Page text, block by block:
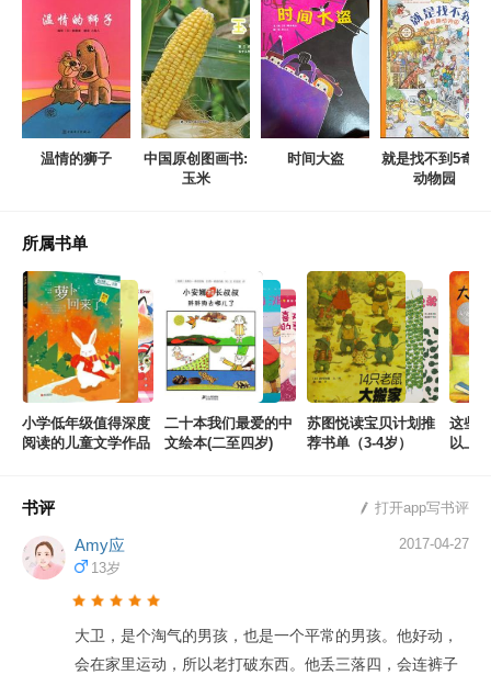
温情的狮子
中国原创图画书:
玉米
时间大盗
就是找不到5奇趣
动物园
所属书单
小学低年级值得深度
阅读的儿童文学作品
二十本我们最爱的中
文绘本(二至四岁)
苏图悦读宝贝计划推
荐书单（3-4岁）
这些
以上
书评 打开app写书评
Amy应
13岁
2017-04-27
大卫，是个淘气的男孩，也是一个平常的男孩。他好动，
会在家里运动，所以老打破东西。他丢三落四，会连裤子